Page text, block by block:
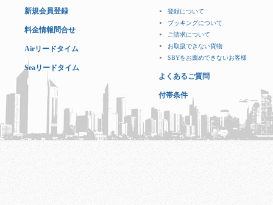
新規会員登録
料金情報問合せ
Airリードタイム
Seaリードタイム
登録について
ブッキングについて
ご請求について
お取扱できない貨物
SBYをお薦めできないお客様
よくあるご質問
付帯条件